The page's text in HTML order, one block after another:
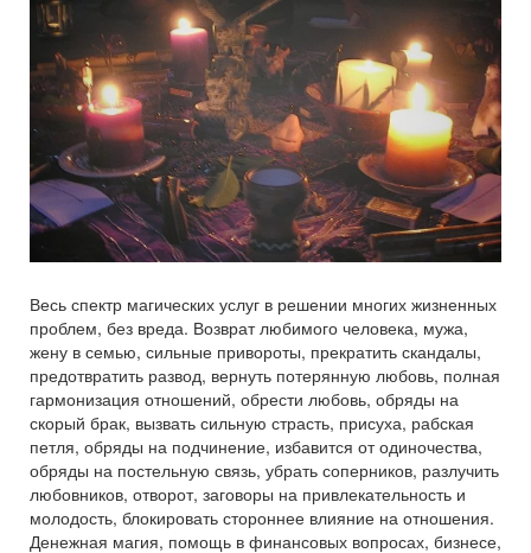
Весь спектр магических услуг в решении многих жизненных
проблем, без вреда. Возврат любимого человека, мужа,
жену в семью, сильные привороты, прекратить скандалы,
предотвратить развод, вернуть потерянную любовь, полная
гармонизация отношений, обрести любовь, обряды на
скорый брак, вызвать сильную страсть, присуха, рабская
петля, обряды на подчинение, избавится от одиночества,
обряды на постельную связь, убрать соперников, разлучить
любовников, отворот, заговоры на привлекательность и
молодость, блокировать стороннее влияние на отношения.
Денежная магия, помощь в финансовых вопросах, бизнесе,